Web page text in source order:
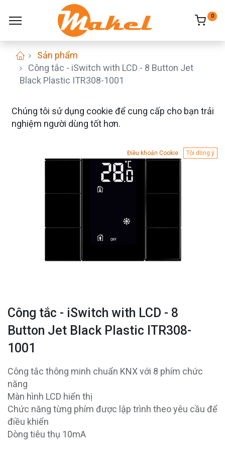
0
Sản phẩm
Công tắc - iSwitch with LCD - 8 Button Jet
Black Plastic ITR308-1001
Công tắc - iSwitch with LCD - 8
Button Jet Black Plastic ITR308-
1001
Công tắc thông minh chuẩn KNX với 8 phím chức
năng
Màn hình LCD hiển thị
Chức năng từng phím được lập trình theo yêu cầu để
điều khiển
Dòng tiêu thụ 10mA
Chúng tôi sử dụng cookie để cung cấp cho bạn trải
nghiệm người dùng tốt hơn.
Điều khoản Cookie Tôi đồng ý